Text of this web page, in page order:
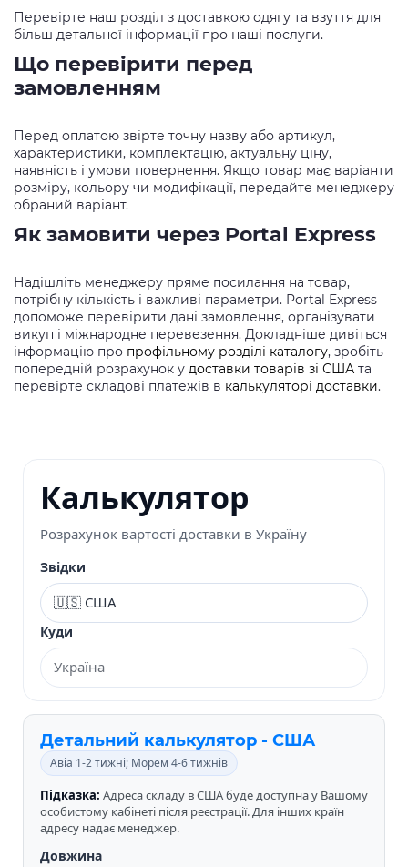
Перевірте наш розділ з доставкою одягу та взуття для
більш детальної інформації про наші послуги.
Що перевірити перед
замовленням
Перед оплатою звірте точну назву або артикул,
характеристики, комплектацію, актуальну ціну,
наявність і умови повернення. Якщо товар має варіанти
розміру, кольору чи модифікації, передайте менеджеру
обраний варіант.
Як замовити через Portal Express
Надішліть менеджеру пряме посилання на товар,
потрібну кількість і важливі параметри. Portal Express
допоможе перевірити дані замовлення, організувати
викуп і міжнародне перевезення. Докладніше дивіться
інформацію про профільному розділі каталогу, зробіть
попередній розрахунок у доставки товарів зі США та
перевірте складові платежів в калькуляторі доставки.
Калькулятор
Розрахунок вартості доставки в Україну
Звідки
Куди
Детальний калькулятор - США
Авіа 1-2 тижні; Морем 4-6 тижнів
Підказка: Адреса складу в США буде доступна у Вашому
особистому кабінеті після реєстрації. Для інших країн
адресу надає менеджер.
Довжина